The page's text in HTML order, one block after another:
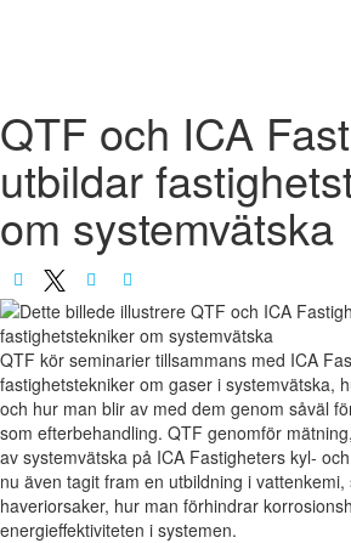
QTF och ICA
utbildar
om systemvätska
QTF kör seminarier tillsammans med ICA
fastighetstekniker om gaser i systemvätska,
och hur man blir av med dem genom såväl
som efterbehandling. QTF genomför
av systemvätska på ICA Fastigheters kyl-
nu även tagit fram en utbildning i vattenkemi,
haveriorsaker, hur man förhindrar
energieffektiviteten i systemen.